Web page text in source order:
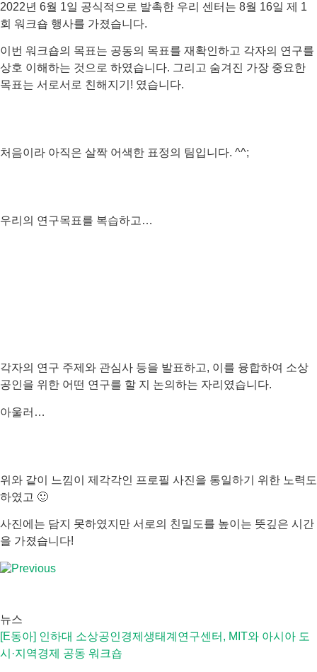
2022년 6월 1일 공식적으로 발촉한 우리 센터는 8월 16일 제 1
회 워크숍 행사를 가졌습니다.
이번 워크숍의 목표는 공동의 목표를 재확인하고 각자의 연구를
상호 이해하는 것으로 하였습니다. 그리고 숨겨진 가장 중요한
목표는 서로서로 친해지기! 였습니다.
처음이라 아직은 살짝 어색한 표정의 팀입니다. ^^;
우리의 연구목표를 복습하고…
각자의 연구 주제와 관심사 등을 발표하고, 이를 융합하여 소상
공인을 위한 어떤 연구를 할 지 논의하는 자리였습니다.
아울러…
위와 같이 느낌이 제각각인 프로필 사진을 통일하기 위한 노력도
하였고 🙂
사진에는 담지 못하였지만 서로의 친밀도를 높이는 뜻깊은 시간
을 가졌습니다!
Previous
뉴스
[E동아] 인하대 소상공인경제생태계연구센터, MIT와 아시아 도
시·지역경제 공동 워크숍